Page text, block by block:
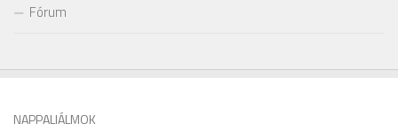
Fórum
NAPPALIÁLMOK